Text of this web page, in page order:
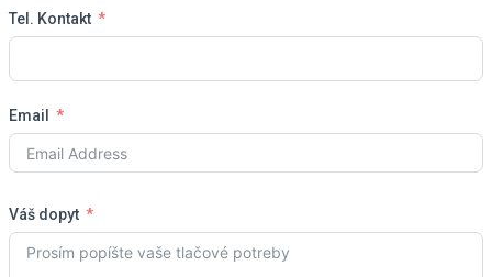
Tel. Kontakt
Email
Váš dopyt